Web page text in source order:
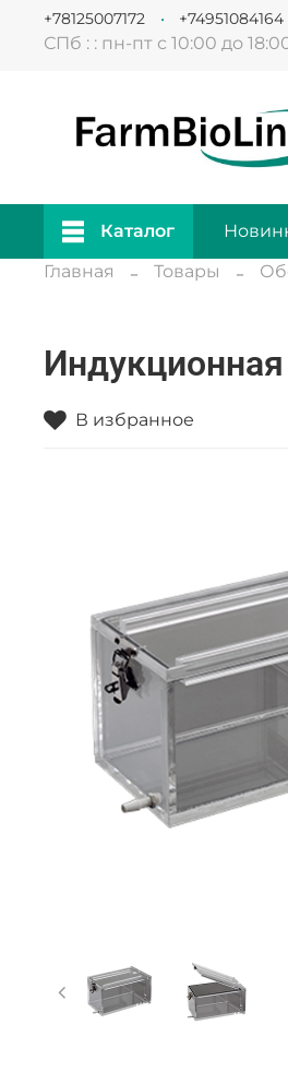
СПб : : пн-пт с 10:00 до
+78125007172 +74951084164
Каталог
Главная
Товары
В избранное